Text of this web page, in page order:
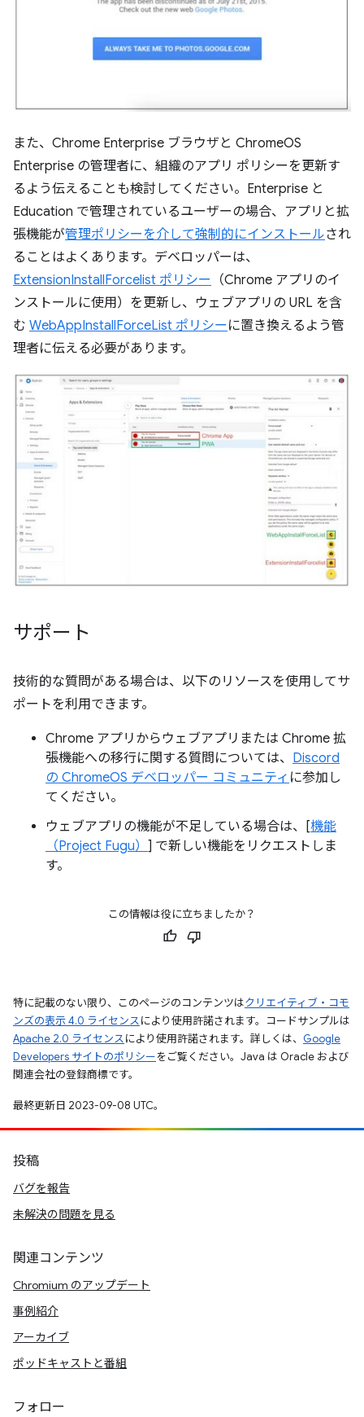
また、Chrome Enterprise ブラウザと ChromeOS
Enterprise の管理者に、組織のアプリ ポリシーを更新す
るよう伝えることも検討してください。Enterprise と
Education で管理されているユーザーの場合、アプリと拡
張機能が管理ポリシーを介して強制的にインストールされ
ることはよくあります。デベロッパーは、
ExtensionInstallForcelist ポリシー （Chrome アプリのイ
ンストールに使用）を更新し、ウェブアプリの URL を含
む WebAppInstallForceList ポリシー に置き換えるよう管
理者に伝える必要があります。
サポート
技術的な質問がある場合は、以下のリソースを使用してサ
ポートを利用できます。
Chrome アプリからウェブアプリまたは Chrome 拡
張機能への移行に関する質問については、 Discord
の ChromeOS デベロッパー コミュニティ に参加し
てください。
ウェブアプリの機能が不足している場合は、[機能
（Project Fugu） ] で新しい機能をリクエストしま
す。
この情報は役に立ちましたか？
特に記載のない限り、このページのコンテンツはクリエイティブ・コモ
ンズの表示 4.0 ライセンスにより使用許諾されます。コードサンプルは
Apache 2.0 ライセンスにより使用許諾されます。詳しくは、 Google
Developers サイトのポリシーをご覧ください。Java は Oracle および
関連会社の登録商標です。
最終更新日 2023-09-08 UTC。
投稿
バグを報告
未解決の問題を見る
関連コンテンツ
Chromium のアップデート
事例紹介
アーカイブ
ポッドキャストと番組
フォロー